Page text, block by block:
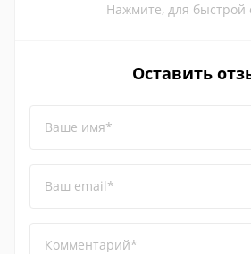
Нажмите, для быстрой
Оставить
Ваше имя*
Ваш email*
Комментарий*